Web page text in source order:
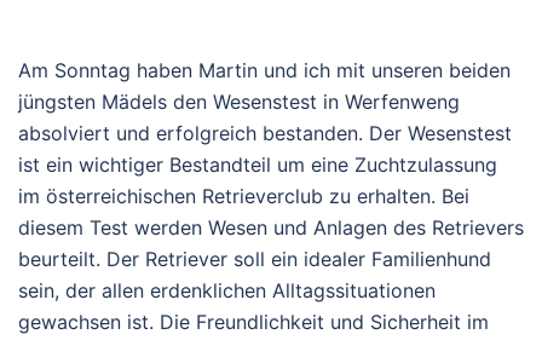
Am Sonntag haben Martin und ich mit unseren beiden
jüngsten Mädels den Wesenstest in Werfenweng
absolviert und erfolgreich bestanden. Der Wesenstest
ist ein wichtiger Bestandteil um eine Zuchtzulassung
im österreichischen Retrieverclub zu erhalten. Bei
diesem Test werden Wesen und Anlagen des Retrievers
beurteilt. Der Retriever soll ein idealer Familienhund
sein, der allen erdenklichen Alltagssituationen
gewachsen ist. Die Freundlichkeit und Sicherheit im